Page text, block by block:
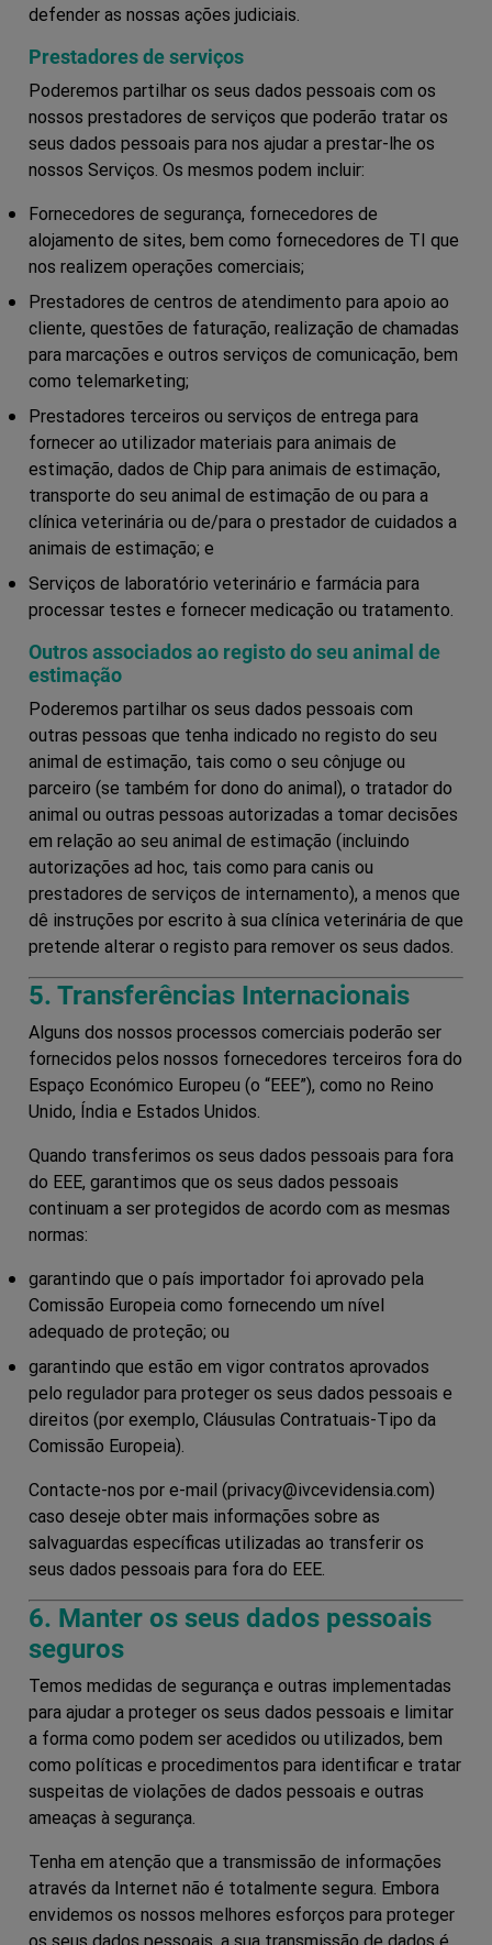
defender as nossas ações judiciais.
Prestadores de serviços
Poderemos partilhar os seus dados pessoais com os
nossos prestadores de serviços que poderão tratar os
seus dados pessoais para nos ajudar a prestar-lhe os
nossos Serviços. Os mesmos podem incluir:
Fornecedores de segurança, fornecedores de
alojamento de sites, bem como fornecedores de TI que
nos realizem operações comerciais;
Prestadores de centros de atendimento para apoio ao
cliente, questões de faturação, realização de chamadas
para marcações e outros serviços de comunicação, bem
como telemarketing;
Prestadores terceiros ou serviços de entrega para
fornecer ao utilizador materiais para animais de
estimação, dados de Chip para animais de estimação,
transporte do seu animal de estimação de ou para a
clínica veterinária ou de/para o prestador de cuidados a
animais de estimação; e
Serviços de laboratório veterinário e farmácia para
processar testes e fornecer medicação ou tratamento.
Outros associados ao registo do seu animal de
estimação
Poderemos partilhar os seus dados pessoais com
outras pessoas que tenha indicado no registo do seu
animal de estimação, tais como o seu cônjuge ou
parceiro (se também for dono do animal), o tratador do
animal ou outras pessoas autorizadas a tomar decisões
em relação ao seu animal de estimação (incluindo
autorizações ad hoc, tais como para canis ou
prestadores de serviços de internamento), a menos que
dê instruções por escrito à sua clínica veterinária de que
pretende alterar o registo para remover os seus dados.
5. Transferências Internacionais
Alguns dos nossos processos comerciais poderão ser
fornecidos pelos nossos fornecedores terceiros fora do
Espaço Económico Europeu (o “EEE”), como no Reino
Unido, Índia e Estados Unidos.
Quando transferimos os seus dados pessoais para fora
do EEE, garantimos que os seus dados pessoais
continuam a ser protegidos de acordo com as mesmas
normas:
garantindo que o país importador foi aprovado pela
Comissão Europeia como fornecendo um nível
adequado de proteção; ou
garantindo que estão em vigor contratos aprovados
pelo regulador para proteger os seus dados pessoais e
direitos (por exemplo, Cláusulas Contratuais-Tipo da
Comissão Europeia).
Contacte-nos por e-mail (privacy@ivcevidensia.com)
caso deseje obter mais informações sobre as
salvaguardas específicas utilizadas ao transferir os
seus dados pessoais para fora do EEE.
6. Manter os seus dados pessoais
seguros
Temos medidas de segurança e outras implementadas
para ajudar a proteger os seus dados pessoais e limitar
a forma como podem ser acedidos ou utilizados, bem
como políticas e procedimentos para identificar e tratar
suspeitas de violações de dados pessoais e outras
ameaças à segurança.
Tenha em atenção que a transmissão de informações
através da Internet não é totalmente segura. Embora
envidemos os nossos melhores esforços para proteger
os seus dados pessoais, a sua transmissão de dados é